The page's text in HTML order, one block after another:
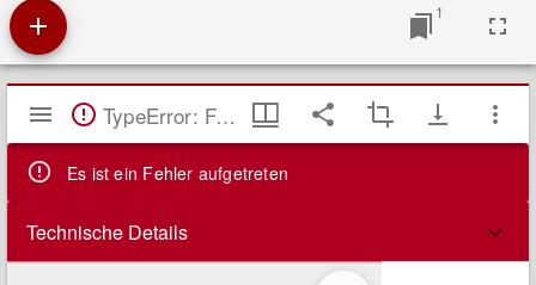
1
Mirador
Viewer TypeError: Failed to fetch
Es ist ein Fehler aufgetreten
Technische Details